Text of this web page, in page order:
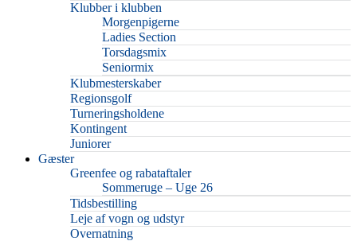
Klubber i klubben
Morgenpigerne
Ladies Section
Torsdagsmix
Seniormix
Klubmesterskaber
Regionsgolf
Turneringsholdene
Kontingent
Juniorer
Gæster
Greenfee og rabataftaler
Sommeruge – Uge 26
Tidsbestilling
Leje af vogn og udstyr
Overnatning